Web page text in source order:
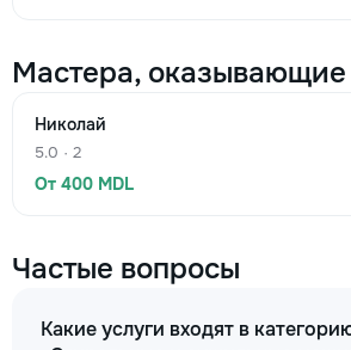
Мастера, оказывающие
Николай
5.0 · 2
От 400 MDL
Частые вопросы
Какие услуги входят в